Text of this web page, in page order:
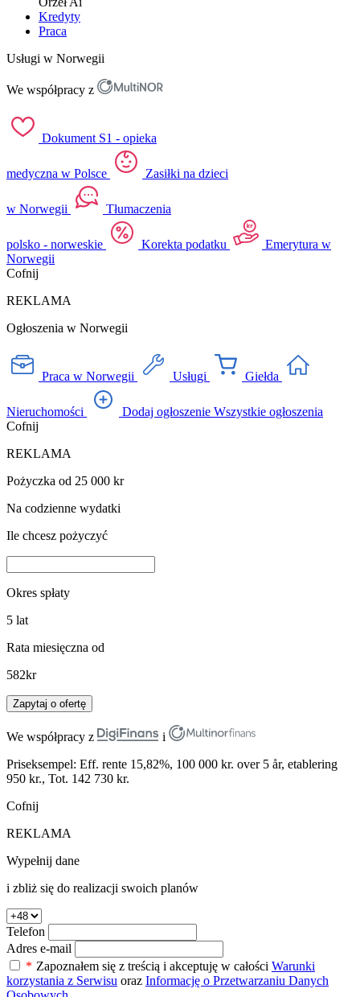
Kredyty
Praca
Usługi w Norwegii
We współpracy z
Dokument S1 - opieka
medyczna w Polsce Zasiłki na dzieci
w Norwegii Tłumaczenia
polsko - norweskie Korekta podatku
Emerytura w
Norwegii
Cofnij
REKLAMA
Ogłoszenia w Norwegii
Praca w Norwegii Usługi Giełda
Nieruchomości Dodaj ogłoszenie Wszystkie ogłoszenia
Cofnij
REKLAMA
Pożyczka od 25 000 kr
Na codzienne wydatki
Ile chcesz pożyczyć
Okres spłaty
5 lat
Rata miesięczna od
582kr
Zapytaj o ofertę
We współpracy z
i
Priseksempel: Eff. rente 15,82%, 100 000 kr. over 5 år, etablering
950 kr., Tot. 142 730 kr.
Cofnij
REKLAMA
Wypełnij dane
i zbliż się do realizacji swoich planów
Telefon
Adres e-mail
* Zapoznałem się z treścią i akceptuję w całości Warunki
korzystania z Serwisu oraz Informację o Przetwarzaniu Danych